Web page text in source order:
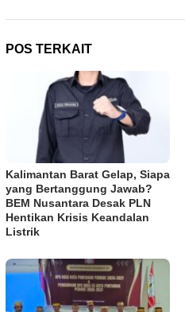
POS TERKAIT
Kalimantan Barat Gelap, Siapa
yang Bertanggung Jawab?
BEM Nusantara Desak PLN
Hentikan Krisis Keandalan
Listrik